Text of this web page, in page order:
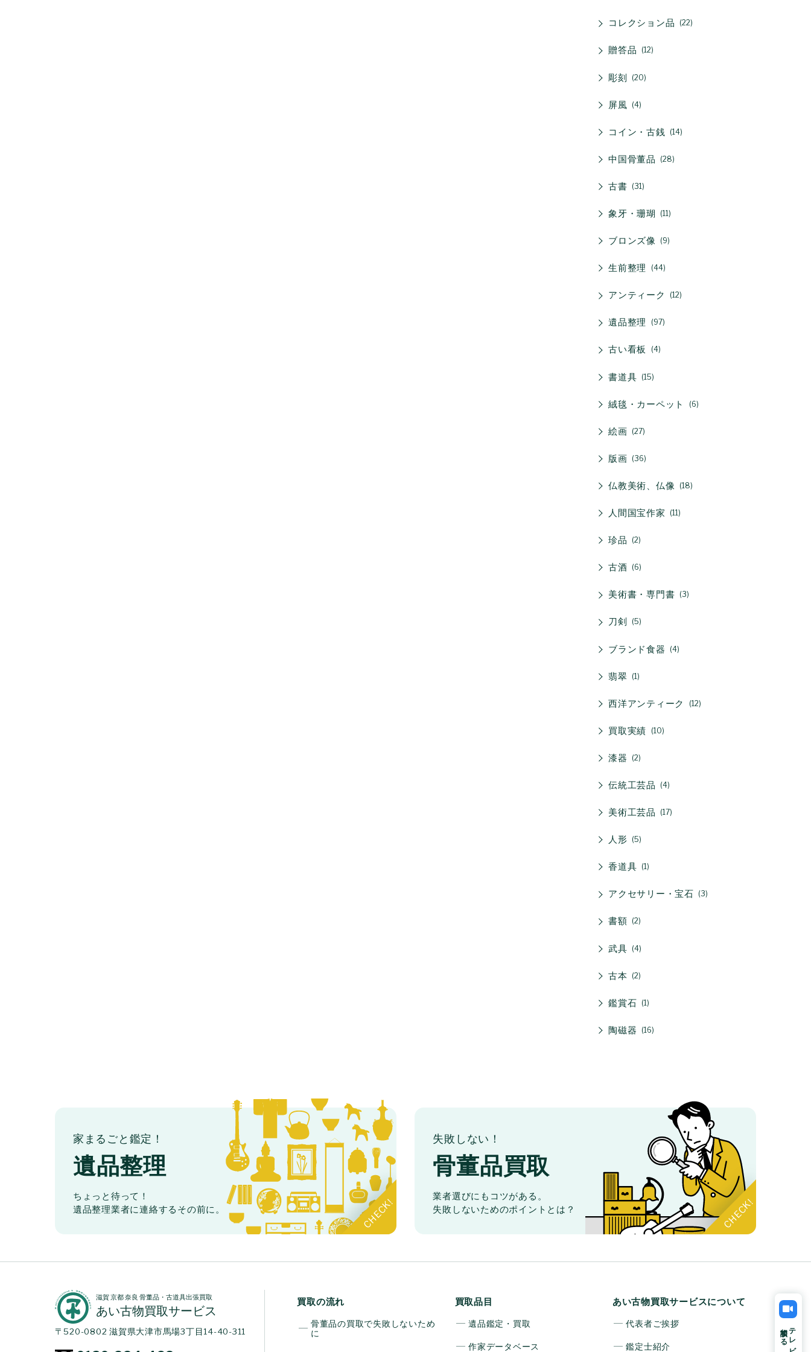
テレビ電話で
相談する
コレクション品 22
贈答品 12
彫刻 20
屏風 4
コイン・古銭 14
中国骨董品 28
古書 31
象牙・珊瑚 11
ブロンズ像 9
生前整理 44
アンティーク 12
遺品整理 97
古い看板 4
書道具 15
絨毯・カーペット 6
絵画 27
版画 36
仏教美術、仏像 18
人間国宝作家 11
珍品 2
古酒 6
美術書・専門書 3
刀剣 5
ブランド食器 4
翡翠 1
西洋アンティーク 12
買取実績 10
漆器 2
伝統工芸品 4
美術工芸品 17
人形 5
香道具 1
アクセサリー・宝石 3
書額 2
武具 4
古本 2
鑑賞石 1
陶磁器 16
家まるごと鑑定！
遺品整理
ちょっと待って！
遺品整理業者に連絡するその前に。
失敗しない！
骨董品買取
業者選びにもコツがある。
失敗しないためのポイントとは？
滋賀 京都 奈良 骨董品・古道具出張買取
あい古物買取サービス
〒520-0802 滋賀県大津市馬場3丁目14-40-311
買取の流れ
骨董品の買取で失敗しないため
に
買取品目
遺品鑑定・買取
作家データベース
あい古物買取サービスについて
代表者ご挨拶
鑑定士紹介